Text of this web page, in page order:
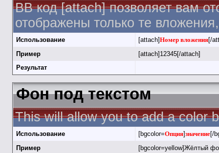
BB код [attach] позволяет вам
отображены только те
Использование [attach]Номер вложения[/
Пример
[attach]12345[/attach]
Результат
Фон под текстом
This will allow you to add a color
Использование [bgcolor=Опция]значение[/
Пример
[bgcolor=yellow]Жёлтый